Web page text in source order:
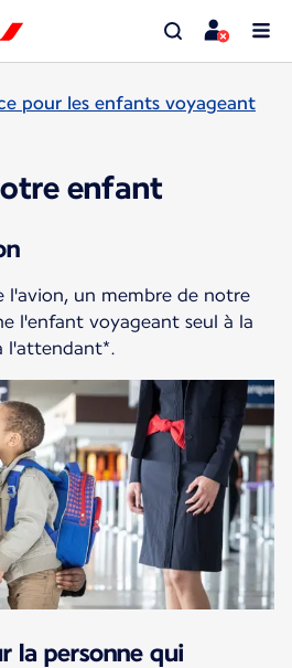
pour les enfants voyageant
enfant
l'avion, un membre de notre
l'enfant voyageant seul à la
l'attendant*.
la personne qui